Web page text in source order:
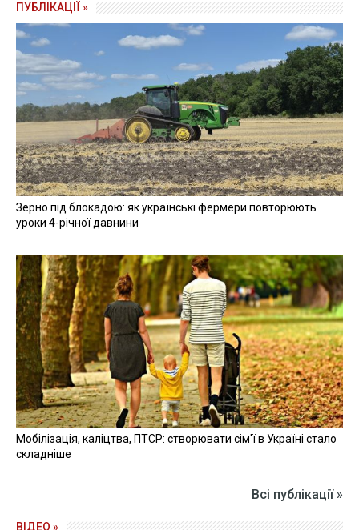
ПУБЛІКАЦІЇ »
Зерно під блокадою: як українські фермери повторюють
уроки 4-річної давнини
Мобілізація, каліцтва, ПТСР: створювати сім'ї в Україні стало
складніше
Всі публікації »
ВІДЕО »